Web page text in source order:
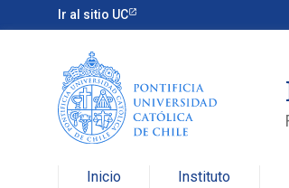
Ir al sitio UC
Inicio Instituto